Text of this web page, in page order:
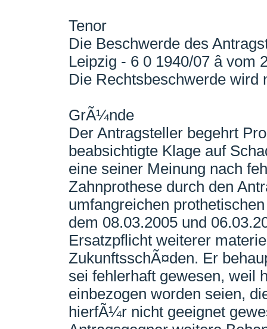
Tenor
Die Beschwerde des
Leipzig - 6 0 1940/07 â
Die Rechtsbeschwerde wird
GrÃ¼nde
Der Antragsteller begehrt
beabsichtigte Klage auf
eine seiner Meinung nach
Zahnprothese durch den
umfangreichen
dem 08.03.2005 und
Ersatzpflicht weiterer
ZukunftsschÃ¤den. Er
sei fehlerhaft gewesen, weil
einbezogen worden seien,
hierfÃ¼r nicht geeignet